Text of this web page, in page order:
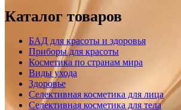
Каталог товаров
БАД для красоты и здоровья
Приборы для красоты
Косметика по странам мира
Виды ухода
Здоровье
Селективная косметика для лица
Селективная косметика для тела